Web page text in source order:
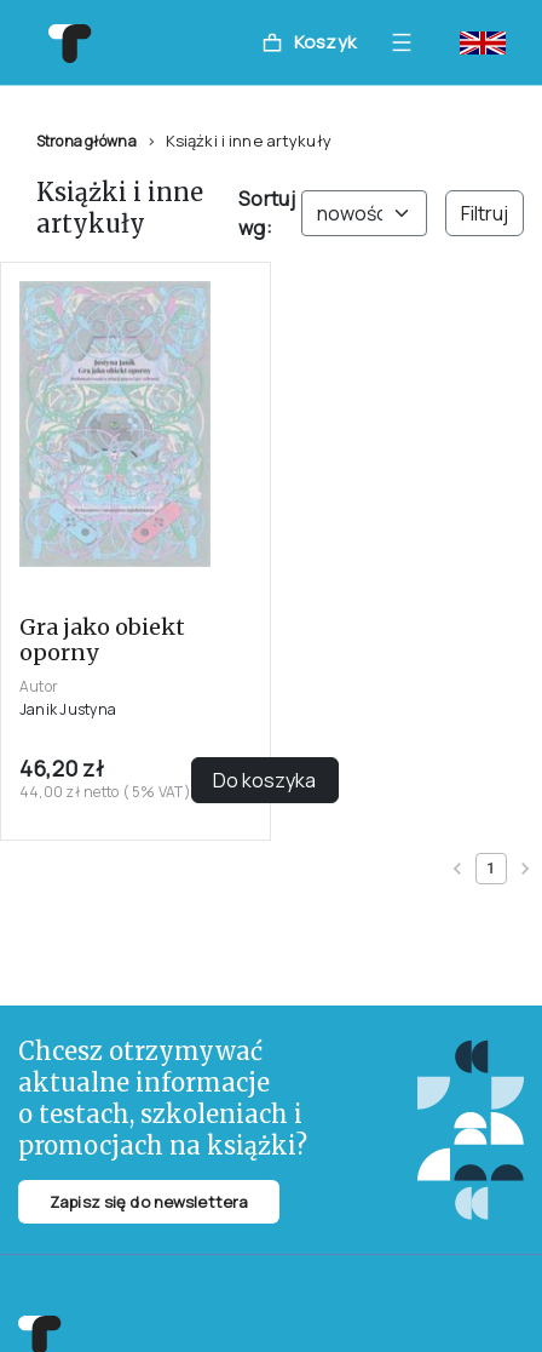
Koszyk
Strona główna Książki i inne artykuły
Książki i inne
artykuły
Sortuj
wg:
Filtruj
Gra jako obiekt
oporny
Autor
Janik Justyna
46,20 zł
44,00 zł netto ( 5% VAT) Do koszyka
1
Chcesz otrzymywać
aktualne informacje
o testach, szkoleniach i
promocjach na książki?
Zapisz się do newslettera